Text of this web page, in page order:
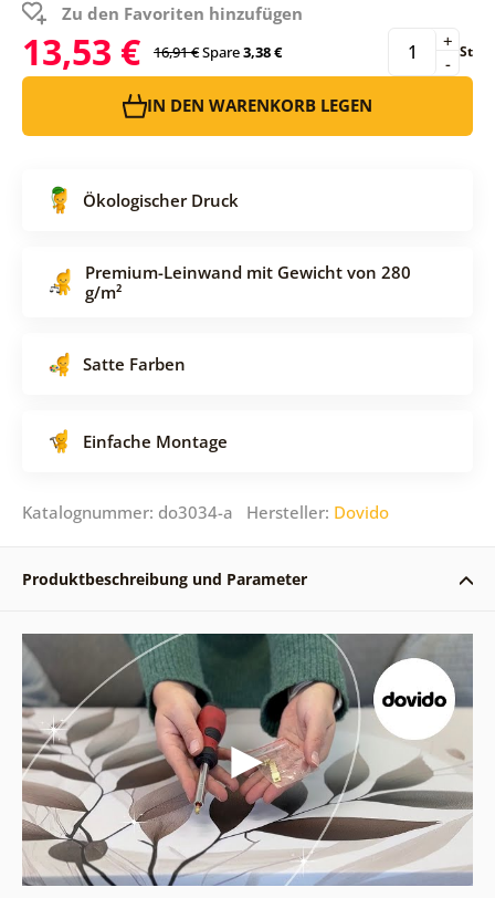
Zu den Favoriten hinzufügen
13,53 € 16,91 €Spare3,38 € -
+ St
IN DEN WARENKORB LEGEN
Ökologischer Druck
Premium-Leinwand mit Gewicht von 280
g/m²
Satte Farben
Einfache Montage
Katalognummer: do3034-a Hersteller: Dovido
Produktbeschreibung und Parameter